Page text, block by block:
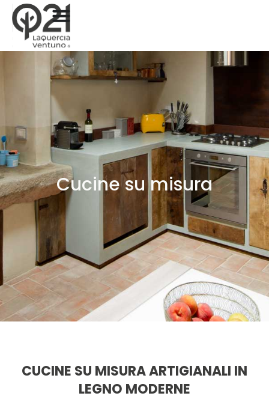
Cucine su misura
CUCINE SU MISURA ARTIGIANALI IN
LEGNO MODERNE